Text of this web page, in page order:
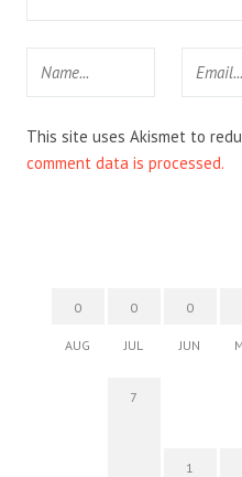
This site uses Akismet to
comment data is processed.
0
AUG
0
JUL
0
JUN
7
1